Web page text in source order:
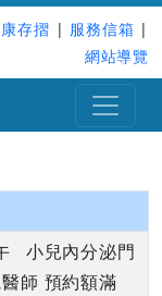
存摺 | 服務信箱 |
網站導覽
小兒內分泌門
師 預約額滿